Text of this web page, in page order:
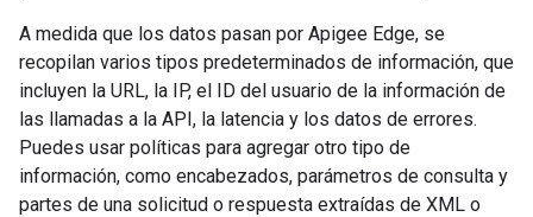
A medida que los datos pasan por Apigee Edge, se
recopilan varios tipos predeterminados de información, que
incluyen la URL, la IP, el ID del usuario de la información de
las llamadas a la API, la latencia y los datos de errores.
Puedes usar políticas para agregar otro tipo de
información, como encabezados, parámetros de consulta y
partes de una solicitud o respuesta extraídas de XML o